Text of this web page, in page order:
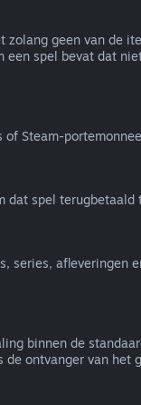
geen van de
spel bevat dat
Steam-
dat spel terugbetaald
binnen de
ontvanger van